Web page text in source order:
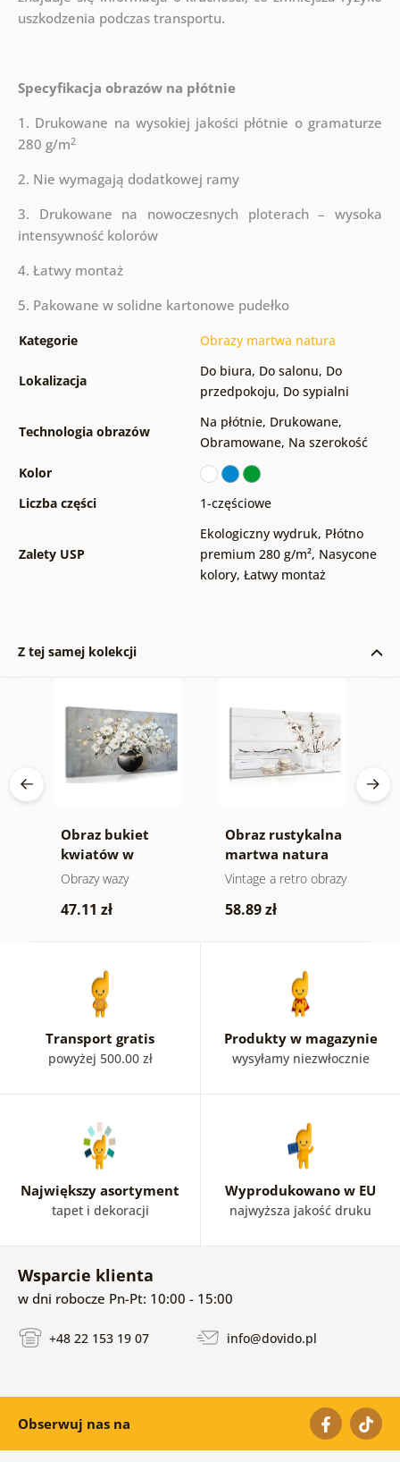
uszkodzenia podczas transportu.
Specyfikacja obrazów na płótnie
1. Drukowane na wysokiej jakości płótnie o gramaturze
280 g/m2
2. Nie wymagają dodatkowej ramy
3. Drukowane na nowoczesnych ploterach – wysoka
intensywność kolorów
4. Łatwy montaż
5. Pakowane w solidne kartonowe pudełko
Kategorie Obrazy martwa natura
Lokalizacja
Do biura, Do salonu, Do
przedpokoju, Do sypialni
Technologia obrazów
Na płótnie, Drukowane,
Obramowane, Na szerokość
Kolor
Liczba części
1-częściowe
Zalety USP
Ekologiczny wydruk, Płótno
premium 280 g/m², Nasycone
kolory, Łatwy montaż
Z tej samej kolekcji
Obraz bukiet
kwiatów w
czarnej wazie
Obrazy wazy
47.11 zł
Obraz rustykalna
martwa natura
Vintage a retro obrazy
58.89 zł
Transport gratis
powyżej 500.00 zł
Produkty w magazynie
wysyłamy niezwłocznie
Największy asortyment
tapet i dekoracji
Wyprodukowano w EU
najwyższa jakość druku
Wsparcie klienta
w dni robocze Pn-Pt: 10:00 - 15:00
+48 22 153 19 07 info@dovido.pl
Obserwuj nas na